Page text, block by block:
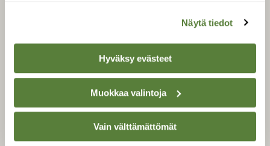
Näytä tiedot
Hyväksy evästeet
Muokkaa valintoja
Vain välttämättömät
luonnonsuojelu­liitto.